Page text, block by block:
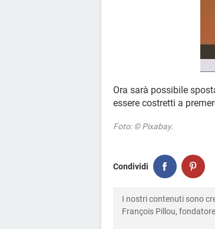
Ora sarà possibile
essere costretti a
Foto: © Pixabay.
Condividi
I nostri contenuti sono
François Pillou,